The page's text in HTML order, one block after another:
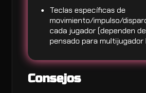
Teclas específicas de
movimiento/impulso/
cada jugador (dependen
pensado para multijugador
Consejos